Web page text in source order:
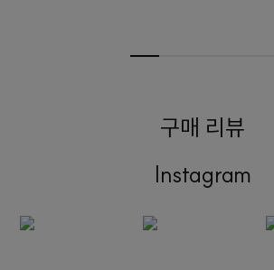
구매 리뷰
Instagram